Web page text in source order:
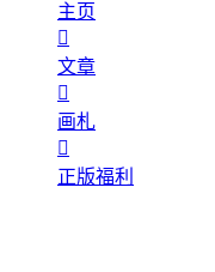
主页

文章

画札

正版福利